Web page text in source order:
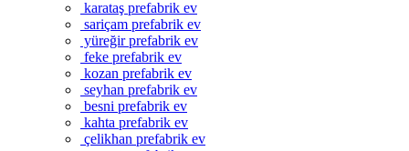
karataş prefabrik ev
sariçam prefabrik ev
yüreğir prefabrik ev
feke prefabrik ev
kozan prefabrik ev
seyhan prefabrik ev
besni prefabrik ev
kahta prefabrik ev
çelikhan prefabrik ev